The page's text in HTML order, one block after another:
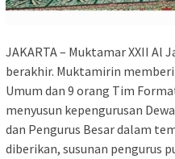
JAKARTA – Muktamar XXII Al
berakhir. Muktamirin
Umum dan 9 orang Tim
menyusun kepengurusan
dan Pengurus Besar dalam
diberikan, susunan pengurus